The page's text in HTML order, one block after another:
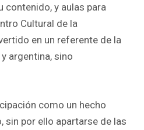
contenido, y aulas para
Cultural de la
en un referente de la
argentina, sino
como un hecho
sin por ello apartarse de las